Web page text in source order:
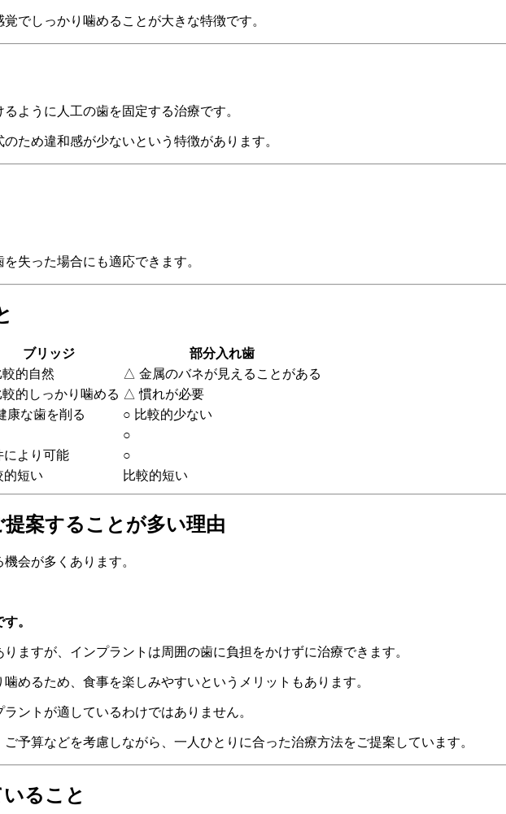
でしっかり噛めることが大きな特徴です。
ように人工の歯を固定する治療です。
ため違和感が少ないという特徴があります。
失った場合にも適応できます。
ブリッジ
部分入れ歯
的自然
△ 金属のバネが見えることがある
的しっかり噛める △ 慣れが必要
康な歯を削る
○ 比較的少ない
○
により可能
○
的短い 比較的短い
案することが多い理由
会が多くあります。
。
ますが、インプラントは周囲の歯に負担をかけずに治療できます。
めるため、食事を楽しみやすいというメリットもあります。
ントが適しているわけではありません。
予算などを考慮しながら、一人ひとりに合った治療方法をご提案しています。
ること